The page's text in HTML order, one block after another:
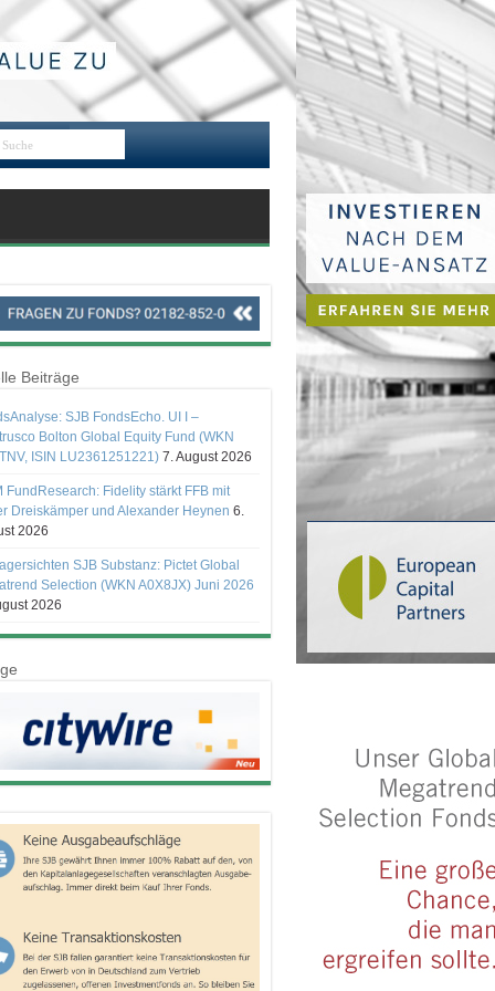
Beiträge
SJB FondsEcho. UI I –
Bolton Global Equity Fund (WKN
ISIN LU2361251221) 7. August 2026
FundResearch: Fidelity stärkt FFB mit
Dreiskämper und Alexander Heynen 6.
2026
SJB Substanz: Pictet Global
Selection (WKN A0X8JX) Juni 2026
2026